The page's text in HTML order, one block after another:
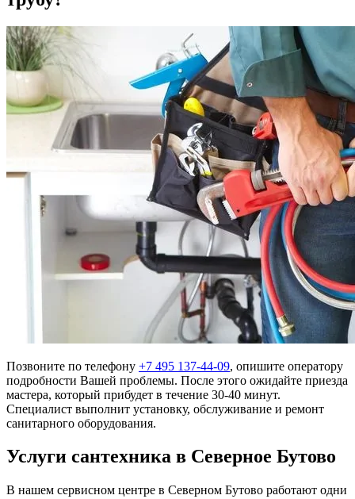
Позвоните по телефону +7 495 137-44-09, опишите оператору
подробности Вашей проблемы. После этого ожидайте приезда
мастера, который прибудет в течение 30-40 минут.
Специалист выполнит установку, обслуживание и ремонт
санитарного оборудования.
Услуги сантехника в Северное Бутово
В нашем сервисном центре в Северном Бутово работают одни